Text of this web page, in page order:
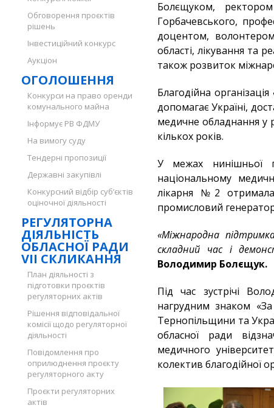
Обговорення проєктів
рішень
Інвестиційний конкурс
Аукціон
ОГОЛОШЕННЯ
Конкурси на право оренди
комунального майна
Інформує РВ ФДМУ
На вимогу суду
Тендерні пропозиції
Державні закупівлі
Конкурсний відбір суб’єктів
оціночної діяльності
РЕГУЛЯТОРНА
ДІЯЛЬНІСТЬ
ОБЛАСНОЇ РАДИ
VII СКЛИКАННЯ
План діяльності з
підготовки проєктів
регуляторних актів
Рішення відповідальної
комісії щодо регуляторної
діяльності
Повідомлення про
оприлюднення проєкту
регуляторного акту
Проєкти регуляторних
актів
Болєщуком, ректором
Горбачевського,
доцентом,
області, лікування та
також розвиток
Благодійна організація
допомагає Україні,
медичне обладнання у
кількох років.
У межах нинішньої
національному
лікарня №2
промисловий
«Міжнародна
складний час і
Володимир Болєщук.
Під час зустрічі
нагрудним знаком
Тернопільщини та
обласної ради
медичного
колектив благодійної